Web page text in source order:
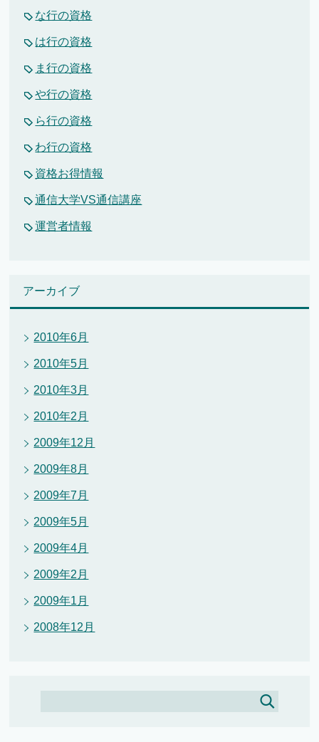
な行の資格
は行の資格
ま行の資格
や行の資格
ら行の資格
わ行の資格
資格お得情報
通信大学VS通信講座
運営者情報
アーカイブ
2010年6月
2010年5月
2010年3月
2010年2月
2009年12月
2009年8月
2009年7月
2009年5月
2009年4月
2009年2月
2009年1月
2008年12月